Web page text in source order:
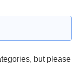
but please